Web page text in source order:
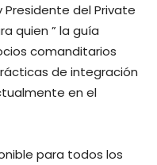
Presidente del Private
quien ” la guía
comanditarios
de integración
en el
para todos los